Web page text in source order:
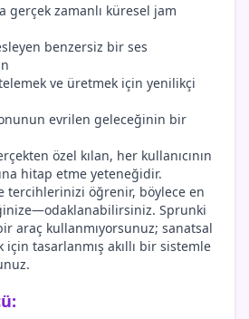
gerçek zamanlı küresel jam
benzersiz bir ses
ve üretmek için yenilikçi
evrilen geleceğinin bir
özel kılan, her kullanıcının
hitap etme yeteneğidir.
tercihlerinizi öğrenir, böylece en
Sprunki
araç kullanmıyorsunuz; sanatsal
tasarlanmış akıllı bir sistemle